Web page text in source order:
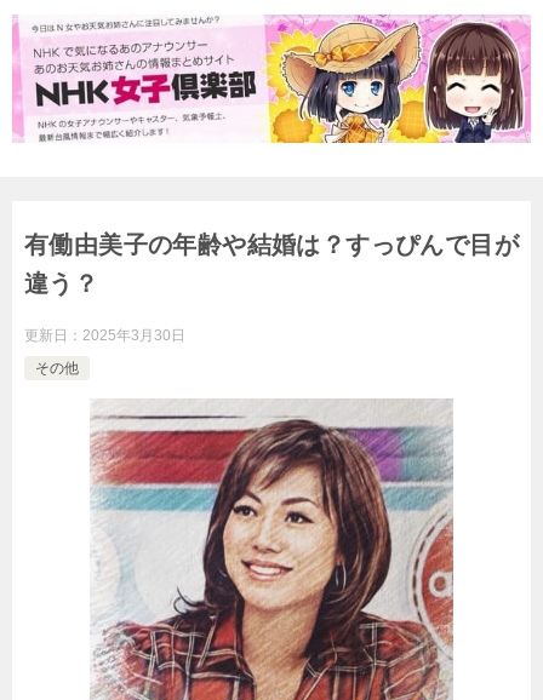
有働由美子の年齢や結婚は？すっぴんで目が
違う？
更新日： 2025年3月30日
その他